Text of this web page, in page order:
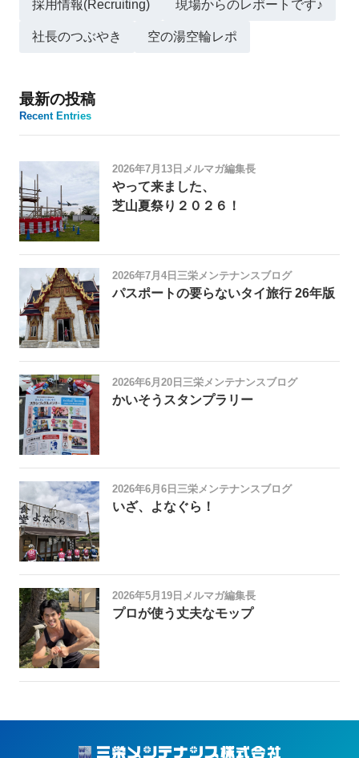
採用情報(Recruiting) 現場からのレポートです♪
社長のつぶやき 空の湯空輪レポ
最新の投稿
Recent Entries
2026年7月13日 メルマガ編集長
やって来ました、
芝山夏祭り２０２６！
2026年7月4日 三栄メンテナンスブログ
パスポートの要らないタイ旅行 26年版
2026年6月20日 三栄メンテナンスブログ
かいそうスタンプラリー
2026年6月6日 三栄メンテナンスブログ
いざ、よなぐら！
2026年5月19日 メルマガ編集長
プロが使う丈夫なモップ